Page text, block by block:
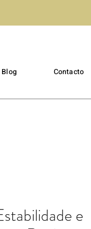
Blog Contacto
e